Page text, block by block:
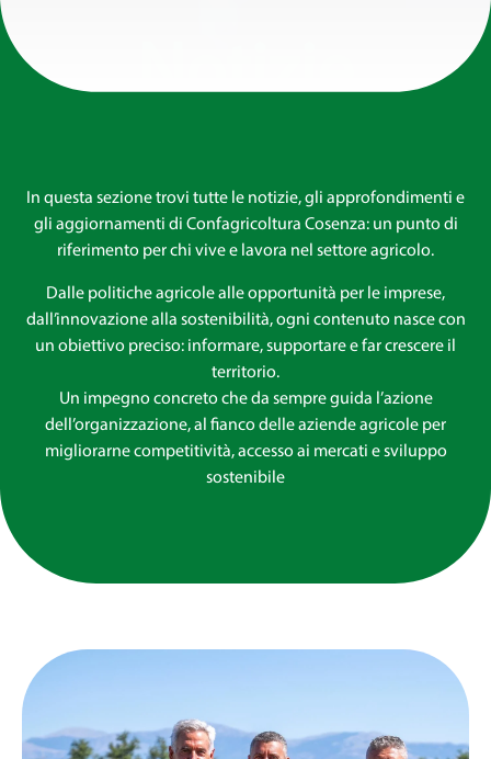
Notizie
In questa sezione trovi tutte le notizie, gli approfondimenti e
gli aggiornamenti di Confagricoltura Cosenza: un punto di
riferimento per chi vive e lavora nel settore agricolo.
Dalle politiche agricole alle opportunità per le imprese,
dall’innovazione alla sostenibilità, ogni contenuto nasce con
un obiettivo preciso: informare, supportare e far crescere il
territorio.
Un impegno concreto che da sempre guida l’azione
dell’organizzazione, al fianco delle aziende agricole per
migliorarne competitività, accesso ai mercati e sviluppo
sostenibile